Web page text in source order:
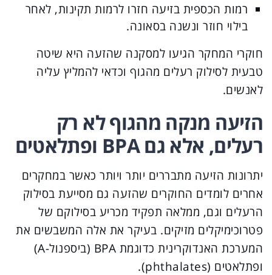
רמות הכספית בזיעה חזרו לרמות תקינות, לאחר
בילוי חוזר ונשנה בסאונה.
חוקרי המחקר הגיעו למסקנה שהזעה היא שיטה
טבעית לסילוק רעלים מהגוף וכדאי להמליץ עליה
לאנשים.
הזיעה מנקה מהגוף לא רק
רעלים, אלא גם BPA ופתלאטים
יתרונות הזיעה מתבררים יותר ויותר כאשר במחקרים
אחרים לומדים החוקרים שהזעה גם מסייעת בסילוק
הרעלים וגם, ממלאה תפקיד מכריע בסילוקם של
פטרוכימיקלים מזיקים. בעיקר את אלה המשבשים את
המערכת האנדוקרינית כדוגמת BPA (ביספנול-A)
ופתלאטים (phthalates).